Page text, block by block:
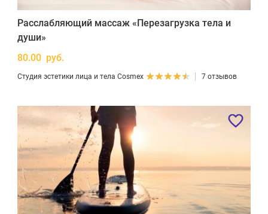
Расслабляющий массаж «Перезагрузка тела и
души»
80.00 руб.
Студия эстетики лица и тела Cosmex 7 отзывов